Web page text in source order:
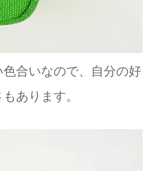
合いなので、自分の好
あります。